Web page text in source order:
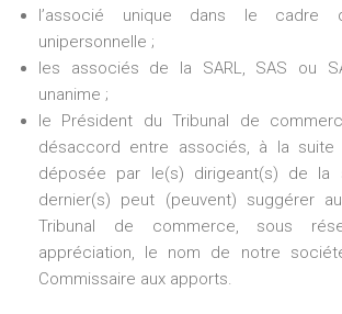
l’associé unique dans le cadre
unipersonnelle ;
les associés de la SARL, SAS ou
unanime ;
le Président du Tribunal de
désaccord entre associés, à la suite
déposée par le(s) dirigeant(s) de la
dernier(s) peut (peuvent) suggérer
Tribunal de commerce, sous
appréciation, le nom de notre
Commissaire aux apports.